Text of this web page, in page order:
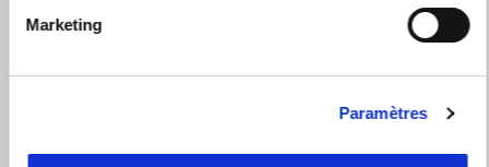
Marketing
Paramètres